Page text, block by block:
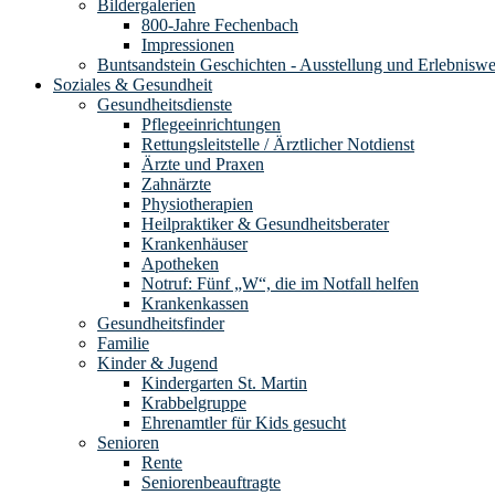
Bildergalerien
800-Jahre Fechenbach
Impressionen
Buntsandstein Geschichten - Ausstellung und
Soziales & Gesundheit
Gesundheitsdienste
Pflegeeinrichtungen
Rettungsleitstelle / Ärztlicher Notdienst
Ärzte und Praxen
Zahnärzte
Physiotherapien
Heilpraktiker & Gesundheitsberater
Krankenhäuser
Apotheken
Notruf: Fünf „W“, die im Notfall helfen
Krankenkassen
Gesundheitsfinder
Familie
Kinder & Jugend
Kindergarten St. Martin
Krabbelgruppe
Ehrenamtler für Kids gesucht
Senioren
Rente
Seniorenbeauftragte